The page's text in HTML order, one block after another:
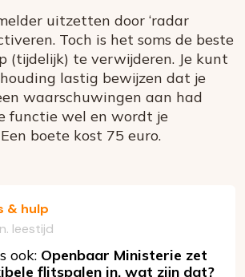
uitzetten door ‘radar
Toch is het soms de beste
(tijdelijk) te verwijderen. Je kunt
lastig bewijzen dat je
waarschuwingen aan had
functie wel en wordt je
boete kost 75 euro.
& hulp
leestijd
ook: Openbaar Ministerie zet
flitspalen in, wat zijn dat?